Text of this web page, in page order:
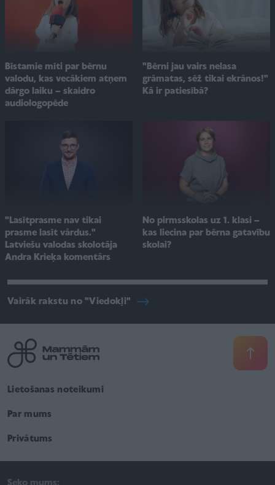
Bīstamie mīti par bērnu
valodu, kas vecākiem atņem
dārgo laiku – skaidro
audiologopēde
"Bērni jau vairs nelasa
grāmatas, sēž tikai ekrānos!"
Kā ir patiesībā?
"Lasītprasme nav tikai
prasme lasīt vārdus."
Latviešu valodas skolotāja
Andra Krieķa komentārs
No pirmsskolas uz 1. klasi –
kas liecina par bērna gatavību
skolai?
Vairāk rakstu no "Viedokļi"
Lietošanas noteikumi
Par mums
Privātums